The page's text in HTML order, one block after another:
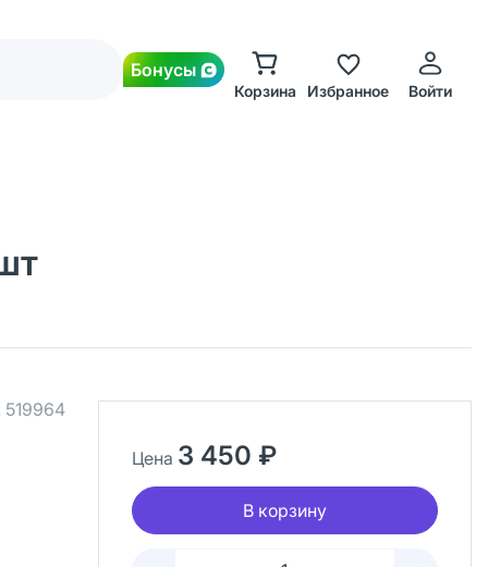
Бонусы
Корзина Избранное Войти
519964
Цена 3 450 ₽
В корзину